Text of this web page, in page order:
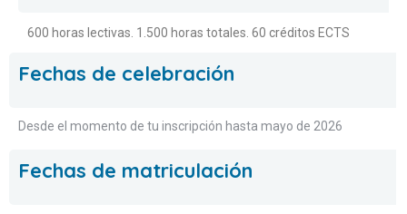
600 horas lectivas. 1.500 horas totales. 60 créditos ECTS
Fechas de celebración
Desde el momento de tu inscripción hasta mayo de 2026
Fechas de matriculación